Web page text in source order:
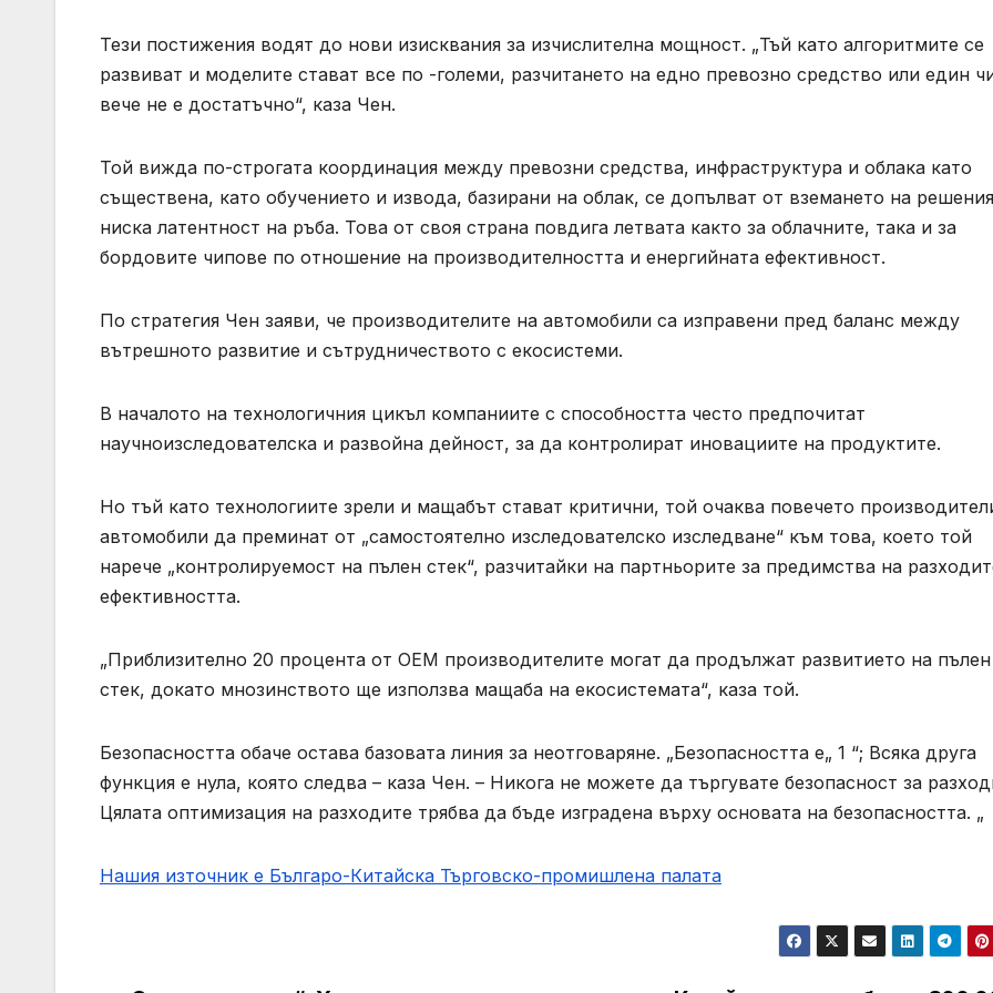
Тези постижения водят до нови изисквания за изчислителна мощност. „Тъй като алгоритмите се
развиват и моделите стават все по -големи, разчитането на едно превозно средство или един
вече не е достатъчно“, каза Чен.
Той вижда по-строгата координация между превозни средства, инфраструктура и облака като
съществена, като обучението и извода, базирани на облак, се допълват от вземането на
ниска латентност на ръба. Това от своя страна повдига летвата както за облачните, така и за
бордовите чипове по отношение на производителността и енергийната ефективност.
По стратегия Чен заяви, че производителите на автомобили са изправени пред баланс между
вътрешното развитие и сътрудничеството с екосистеми.
В началото на технологичния цикъл компаниите с способността често предпочитат
научноизследователска и развойна дейност, за да контролират иновациите на продуктите.
Но тъй като технологиите зрели и мащабът стават критични, той очаква повечето
автомобили да преминат от „самостоятелно изследователско изследване“ към това, което той
нарече „контролируемост на пълен стек“, разчитайки на партньорите за предимства на
ефективността.
„Приблизително 20 процента от OEM производителите могат да продължат развитието на пълен
стек, докато мнозинството ще използва мащаба на екосистемата“, каза той.
Безопасността обаче остава базовата линия за неотговаряне. „Безопасността е„ 1 “; Всяка друга
функция е нула, която следва – каза Чен. – Никога не можете да търгувате безопасност за
Цялата оптимизация на разходите трябва да бъде изградена върху основата на безопасността. „
Нашия източник е Българо-Китайска Търговско-промишлена палaта